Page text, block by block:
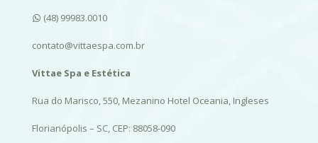
(48) 99983.0010
contato@vittaespa.com.br
Vittae Spa e Estética
Rua do Marisco, 550, Mezanino Hotel Oceania, Ingleses
Florianópolis – SC, CEP: 88058-090